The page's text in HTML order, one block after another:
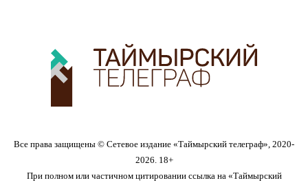
Все права защищены © Сетевое издание «Таймырский телеграф», 2020-
2026. 18+
При полном или частичном цитировании ссылка на «Таймырский